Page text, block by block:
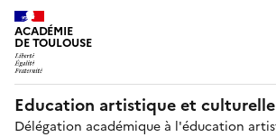
ACADÉMIE
DE TOULOUSE
Education artistique et culturelle
Délégation académique à l'éducation